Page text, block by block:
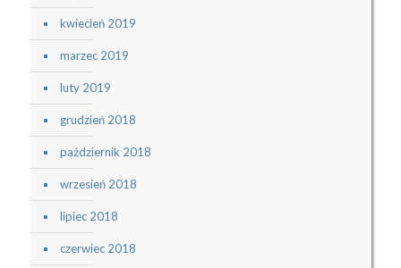
kwiecień 2019
marzec 2019
luty 2019
grudzień 2018
październik 2018
wrzesień 2018
lipiec 2018
czerwiec 2018